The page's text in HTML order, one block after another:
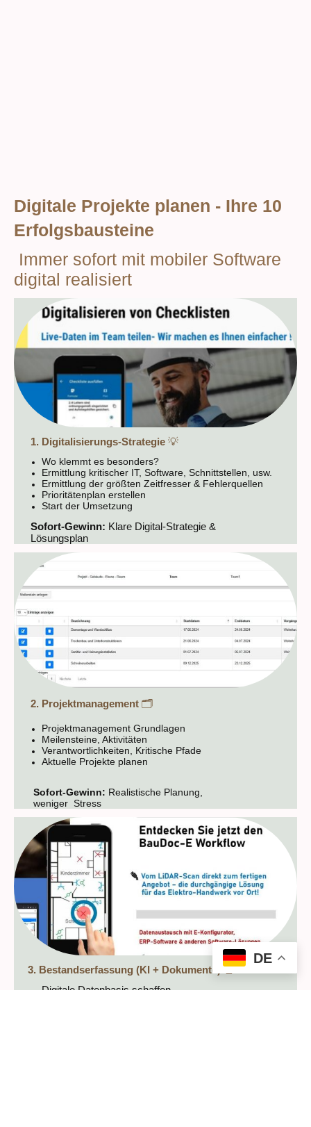
Digitale Projekte planen - Ihre 10
Erfolgsbausteine
Immer sofort mit mobiler Software
digital realisiert
1. Digitalisierungs-Strategie 💡
Wo klemmt es besonders?
Ermittlung kritischer IT, Software, Schnittstellen, usw.
Ermittlung der größten Zeitfresser & Fehlerquellen
Prioritätenplan erstellen
Start der Umsetzung
Sofort-Gewinn: Klare Digital-Strategie &
Lösungsplan
2. Projektmanagement 🗂️
Projektmanagement Grundlagen
Meilensteine, Aktivitäten
Verantwortlichkeiten, Kritische Pfade
Aktuelle Projekte planen
Sofort-Gewinn: Realistische Planung,
weniger Stress
3. Bestandserfassung (KI + Dokumente)🧾
Digitale Datenbasis schaffen
DE